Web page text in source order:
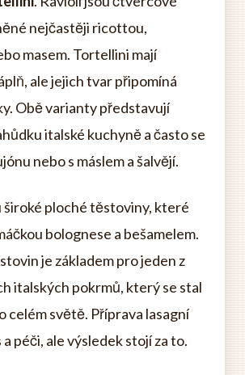
nejčastěji ricottou,
masem. Tortellini mají
ale jejich tvar připomíná
Obě varianty představují
italské kuchyně a často se
nebo s máslem a šalvějí.
široké ploché těstoviny, které
bolognese a bešamelem.
je základem pro jeden z
italských pokrmů, který se stal
celém světě. Příprava lasagní
péči, ale výsledek stojí za to.